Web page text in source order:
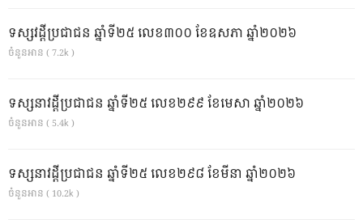
ទស្សវដ្តីប្រជាជន ឆ្នាំទី២៥ លេខ៣០០ ខែឧសភា ឆ្នាំ២០២៦
ចំនួនអាន ( 7.2k )
ទស្សនាវដ្ដីប្រជាជន ឆ្នាំទី២៥ លេខ២៩៩ ខែមេសា ឆ្នាំ២០២៦
ចំនួនអាន ( 5.4k )
ទស្សនាវដ្ដីប្រជាជន ឆ្នាំទី២៥ លេខ២៩៨ ខែមីនា ឆ្នាំ២០២៦
ចំនួនអាន ( 10.2k )